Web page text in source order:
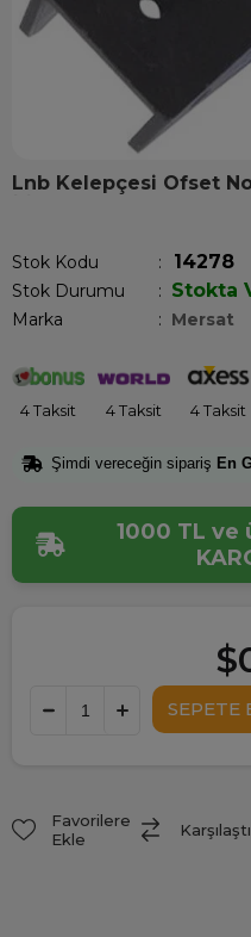
Lnb Kelepçesi Ofset
Stok Kodu 14278
Stok Durumu : Stokta
Marka : Mersat
4 Taksit 4 Taksit 4 Taksit
Şimdi vereceğin sipariş En
1000 TL ve
Favorilere
Ekle